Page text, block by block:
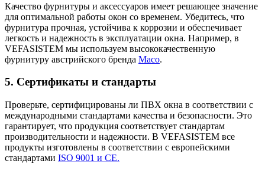
Качество фурнитуры и аксессуаров имеет решающее значение
для оптимальной работы окон со временем. Убедитесь, что
фурнитура прочная, устойчива к коррозии и обеспечивает
легкость и надежность в эксплуатации окна. Например, в
VEFASISTEM мы используем высококачественную
фурнитуру австрийского бренда Maco.
5. Сертификаты и стандарты
Проверьте, сертифицированы ли ПВХ окна в соответствии с
международными стандартами качества и безопасности. Это
гарантирует, что продукция соответствует стандартам
производительности и надежности. В VEFASISTEM все
продукты изготовлены в соответствии с европейскими
стандартами ISO 9001 и CE.